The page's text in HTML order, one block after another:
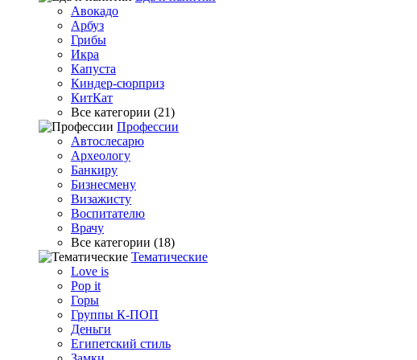
Авокадо
Арбуз
Грибы
Икра
Капуста
Киндер-сюрприз
КитКат
Все категории (21)
Профессии
Автослесарю
Археологу
Банкиру
Бизнесмену
Визажисту
Воспитателю
Врачу
Все категории (18)
Тематические
Love is
Pop it
Горы
Группы К-ПОП
Деньги
Египетский стиль